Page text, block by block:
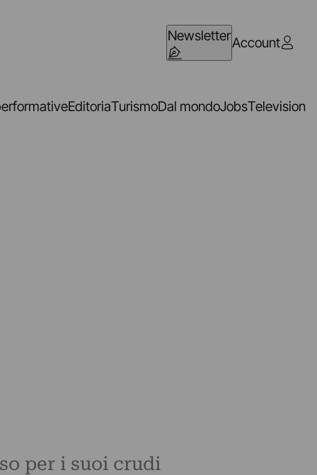
NewsletterAccount
EditoriaTurismoDal mondoJobsTelevision
per i suoi crudi